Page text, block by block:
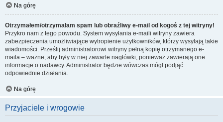
Na górę
Otrzymałem/otrzymałam spam lub obraźliwy e-mail od kogoś z tej witryny!
Przykro nam z tego powodu. System wysyłania e-maili witryny zawiera
zabezpieczenia umożliwiające wytropienie użytkowników, którzy wysyłają takie
wiadomości. Prześlij administratorowi witryny pełną kopię otrzymanego e-
maila – ważne, aby były w niej zawarte nagłówki, ponieważ zawierają one
informacje o nadawcy. Administrator będzie wówczas mógł podjąć
odpowiednie działania.
Na górę
Przyjaciele i wrogowie